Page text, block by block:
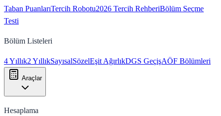
Taban PuanlarıTercih Robotu2026 Tercih RehberiBölüm Seçme
Testi
Bölüm Listeleri
4 Yıllık2 YıllıkSayısalSözelEşit AğırlıkDGS GeçişAÖF Bölümleri
Araçlar
Hesaplama